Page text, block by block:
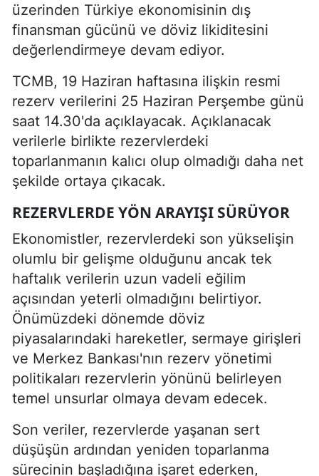
üzerinden Türkiye ekonomisinin dış
finansman gücünü ve döviz likiditesini
değerlendirmeye devam ediyor.
TCMB, 19 Haziran haftasına ilişkin resmi
rezerv verilerini 25 Haziran Perşembe günü
saat 14.30'da açıklayacak. Açıklanacak
verilerle birlikte rezervlerdeki
toparlanmanın kalıcı olup olmadığı daha net
şekilde ortaya çıkacak.
REZERVLERDE YÖN ARAYIŞI SÜRÜYOR
Ekonomistler, rezervlerdeki son yükselişin
olumlu bir gelişme olduğunu ancak tek
haftalık verilerin uzun vadeli eğilim
açısından yeterli olmadığını belirtiyor.
Önümüzdeki dönemde döviz
piyasalarındaki hareketler, sermaye girişleri
ve Merkez Bankası'nın rezerv yönetimi
politikaları rezervlerin yönünü belirleyen
temel unsurlar olmaya devam edecek.
Son veriler, rezervlerde yaşanan sert
düşüşün ardından yeniden toparlanma
sürecinin başladığına işaret ederken,